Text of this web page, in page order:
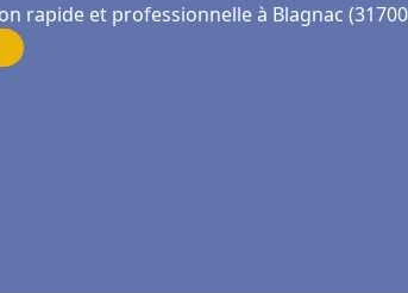
rapide et professionnelle à Blagnac